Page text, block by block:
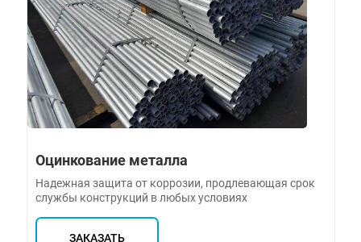
Оцинкование металла
Надежная защита от коррозии, продлевающая срок
службы конструкций в любых условиях
ЗАКАЗАТЬ